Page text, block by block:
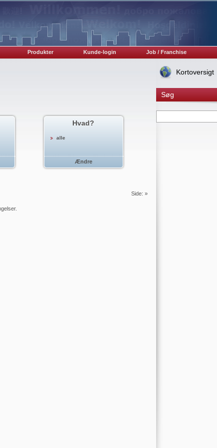
Produkter Kunde-login Job / Franchise
Hvad?
Ændre
alle
Side: »
Kortoversigt
Søg